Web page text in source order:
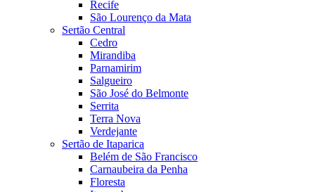
Recife
São Lourenço da Mata
Sertão Central
Cedro
Mirandiba
Parnamirim
Salgueiro
São José do Belmonte
Serrita
Terra Nova
Verdejante
Sertão de Itaparica
Belém de São Francisco
Carnaubeira da Penha
Floresta